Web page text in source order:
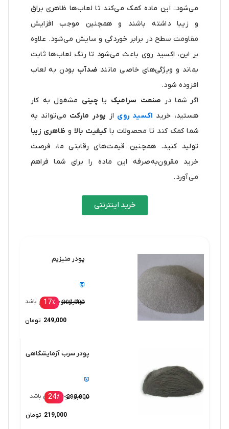
می‌شود. این ماده کمک می‌کند تا لعاب‌ها ظاهری براق
و زیبا داشته باشند و همچنین موجب افزایش
مقاومت سطح در برابر خوردگی و سایش می‌شود. علاوه
بر این، اکسید روی باعث می‌شود تا رنگ لعاب‌ها ثابت
بماند و ویژگی‌های خاصی مانند ضدآب بودن به لعاب
افزوده شود.
اگر شما در صنعت سرامیک یا چینی مشغول به کار
هستید، خرید اکسید روی از پودر مارکت می‌تواند به
شما کمک کند تا محصولات با کیفیت بالا و ظاهری زیبا
تولید کنید. همچنین قیمت‌های رقابتی ما، فرصت
خرید مقرون‌به‌صرفه این ماده را برای شما فراهم
می‌آورد.
خرید اینترنتی
پودر منیزیم
در انبار موجود نمی باشد
٪17 300,000
249,000 تومان
پودر سرب آزمایشگاهی
در انبار موجود نمی باشد
٪24 290,000
219,000 تومان